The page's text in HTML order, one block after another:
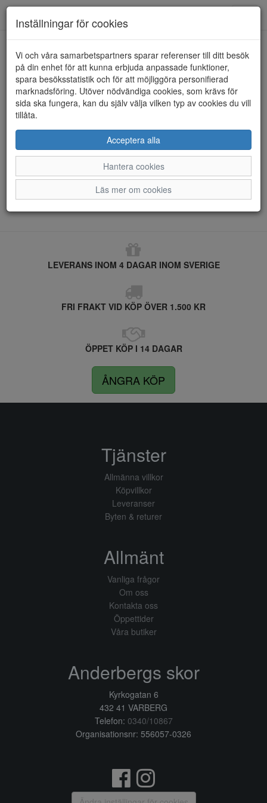
Ordernummer *
E-post *
Hämta order
LEVERANS INOM 4 DAGAR INOM SVERIGE
FRI FRAKT VID KÖP ÖVER 1.500 KR
ÖPPET KÖP I 14 DAGAR
ÅNGRA KÖP
Inställningar för cookies
Vi och våra samarbetspartners sparar referenser till ditt besök
på din enhet för att kunna erbjuda anpassade funktioner,
spara besöksstatistik och för att möjliggöra personifierad
marknadsföring. Utöver nödvändiga cookies, som krävs för
sida ska fungera, kan du själv välja vilken typ av cookies du vill
tillåta.
Acceptera alla
Hantera cookies
Läs mer om cookies
Tjänster
Allmänna villkor
Köpvillkor
Leveranser
Byten & returer
Allmänt
Vanliga frågor
Om oss
Kontakta oss
Öppettider
Våra butiker
Anderbergs skor
Kyrkogatan 6
432 41 VARBERG
Telefon: 0340/10867
Organisationsnr: 556057-0326